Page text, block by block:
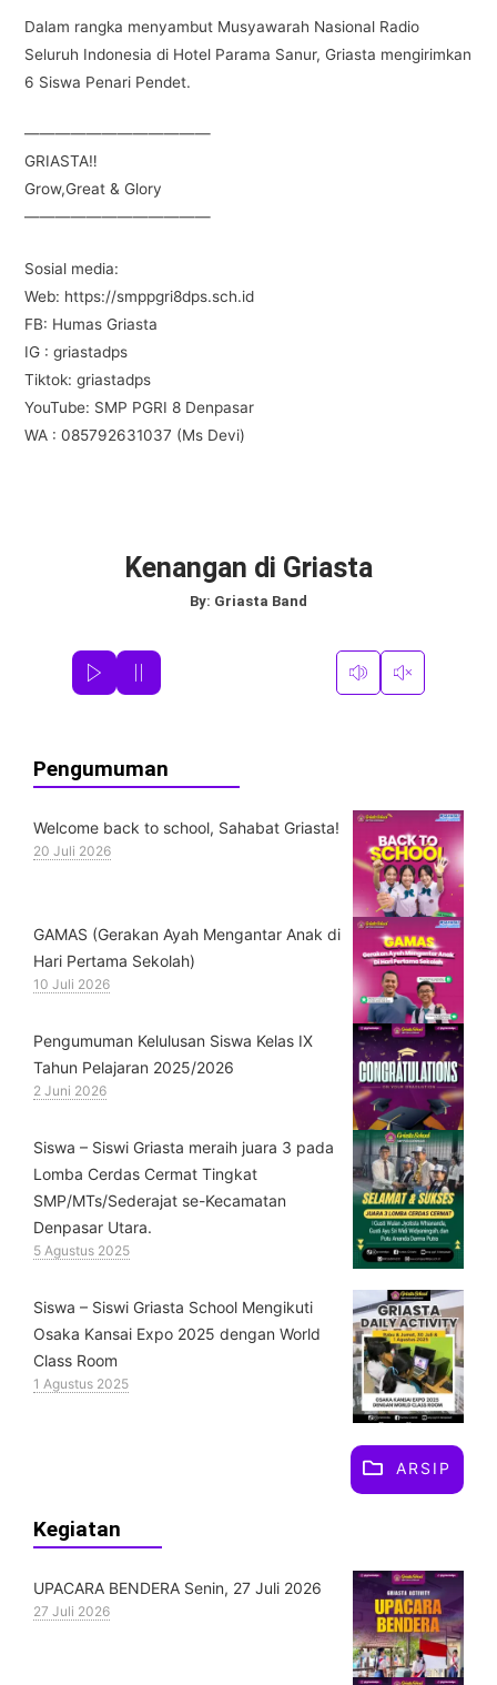
Dalam rangka menyambut Musyawarah Nasional Radio
Seluruh Indonesia di Hotel Parama Sanur, Griasta mengirimkan
6 Siswa Penari Pendet.
————————————
GRIASTA‼️
Grow,Great & Glory
————————————
Sosial media:
Web: https://smppgri8dps.sch.id
FB: Humas Griasta
IG : griastadps
Tiktok: griastadps
YouTube: SMP PGRI 8 Denpasar
WA : 085792631037 (Ms Devi)
Kenangan di Griasta
By: Griasta Band
Pengumuman
Welcome back to school, Sahabat Griasta!
20 Juli 2026
GAMAS (Gerakan Ayah Mengantar Anak di
Hari Pertama Sekolah)
10 Juli 2026
Pengumuman Kelulusan Siswa Kelas IX
Tahun Pelajaran 2025/2026
2 Juni 2026
Siswa – Siswi Griasta meraih juara 3 pada
Lomba Cerdas Cermat Tingkat
SMP/MTs/Sederajat se-Kecamatan
Denpasar Utara.
5 Agustus 2025
Siswa – Siswi Griasta School Mengikuti
Osaka Kansai Expo 2025 dengan World
Class Room
1 Agustus 2025
ARSIP
Kegiatan
UPACARA BENDERA Senin, 27 Juli 2026
27 Juli 2026